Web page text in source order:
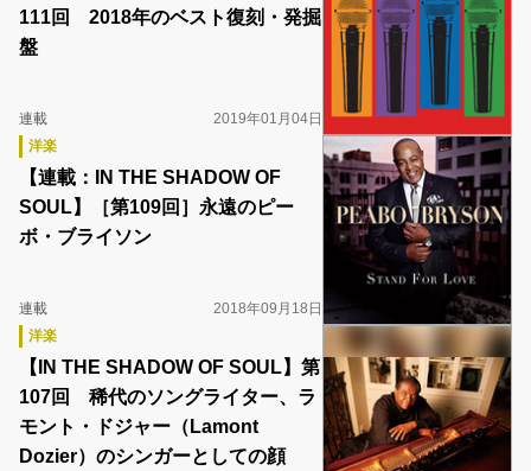
111回 2018年のベスト復刻・発掘
盤
連載
2019年01月04日
洋楽
【連載：IN THE SHADOW OF
SOUL】［第109回］永遠のピー
ボ・ブライソン
連載
2018年09月18日
洋楽
【IN THE SHADOW OF SOUL】第
107回 稀代のソングライター、ラ
モント・ドジャー（Lamont
Dozier）のシンガーとしての顔